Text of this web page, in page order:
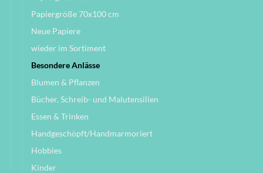
Papiergröße 70x100 cm
Neue Papiere
wieder im Sortiment
Besondere Anlässe
Blumen & Pflanzen
Bücher, Schreib- und Malutensilien
Essen & Trinken
Handgeschöpft/Handmarmoriert
Hobbies
Kinder